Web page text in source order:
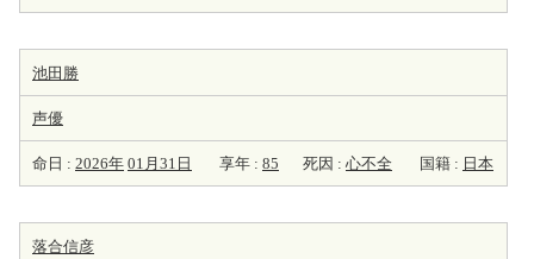
池田勝
声優
命日 : 2026年 01月31日 享年 : 85 死因 : 心不全 国籍 : 日本
落合信彦